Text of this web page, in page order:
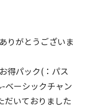
りがとうございま
得パック(：パス
ベーシックチャン
だいておりました